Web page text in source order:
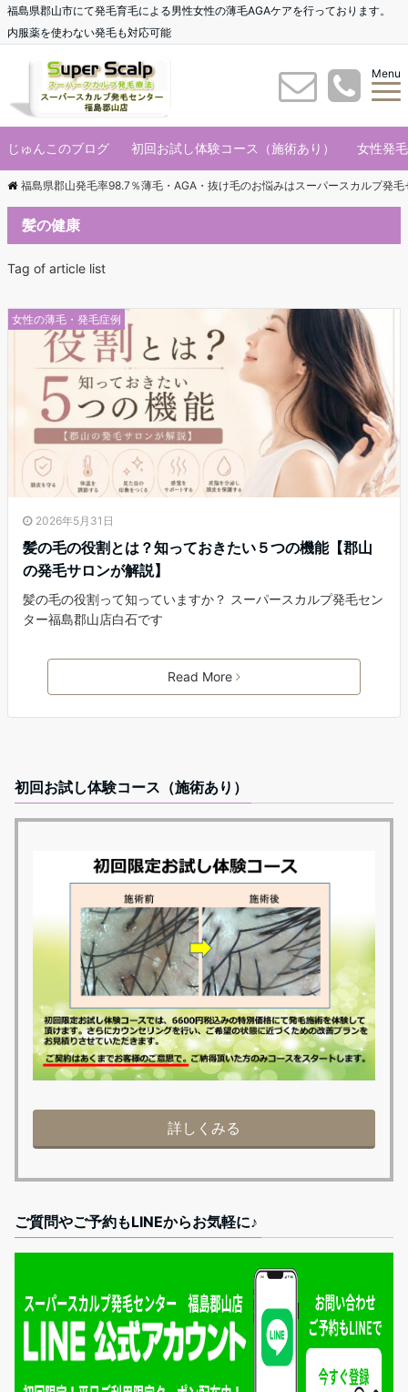
福島県郡山市にて発毛育毛による男性女性の薄毛AGAケアを行っております。
内服薬を使わない発毛も対応可能
Menu
じゅんこのブログ 初回お試し体験コース（施術あり） 女性発
福島県郡山発毛率98.7％薄毛・AGA・抜け毛のお悩みはスーパースカルプ発
髪の健康
Tag of article list
女性の薄毛・発毛症例
2026年5月31日
髪の毛の役割とは？知っておきたい５つの機能【郡山
の発毛サロンが解説】
髪の毛の役割って知っていますか？ スーパースカルプ発毛セン
ター福島郡山店白石です
Read More
初回お試し体験コース（施術あり）
詳しくみる
ご質問やご予約もLINEからお気軽に♪